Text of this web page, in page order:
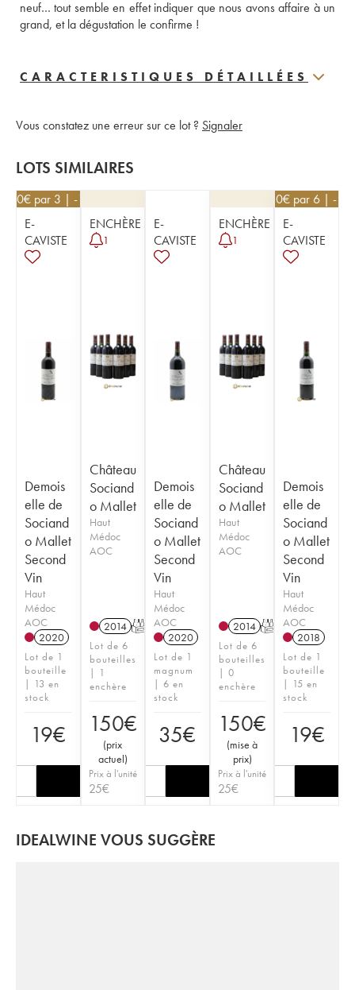
neuf… tout semble en effet indiquer que nous avons affaire à un
grand, et la dégustation le confirme !
CARACTERISTIQUES DÉTAILLÉES
Vous constatez une erreur sur ce lot ? Signaler
LOTS SIMILAIRES
€ par 3 | -10%
E-
CAVISTE
Demois
elle de
Sociand
o Mallet
Second
Vin
Haut
Médoc
AOC
2020
Lot de 1
bouteille
| 13 en
stock
19€
ENCHÈRE
1
Château
Sociand
o Mallet
Haut
Médoc
AOC
2014 T
Lot de 6
bouteilles
| 1
enchère
150€
(prix
actuel)
Prix à l'unité
25€
E-
CAVISTE
Demois
elle de
Sociand
o Mallet
Second
Vin
Haut
Médoc
AOC
2020
Lot de 1
magnum
| 6 en
stock
35€
ENCHÈRE
1
Château
Sociand
o Mallet
Haut
Médoc
AOC
2014 T
Lot de 6
bouteilles
| 0
enchère
150€
(mise à
prix)
Prix à l'unité
25€
17,10€ par 6 | -
E-
CAVISTE
Demois
elle de
Sociand
o Mallet
Second
Vin
Haut
Médoc
AOC
2018
Lot de 1
bouteille
| 15 en
stock
19€
IDEALWINE VOUS SUGGÈRE